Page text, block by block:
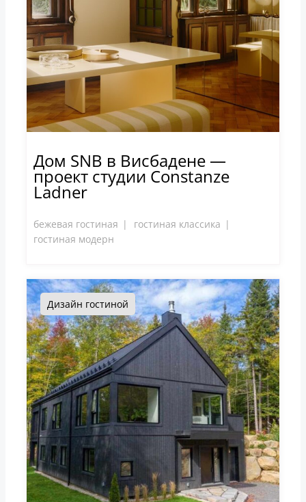
Дом SNB в Висбадене —
проект студии Constanze
Ladner
бежевая гостиная
гостиная классика
гостиная модерн
Дизайн гостиной